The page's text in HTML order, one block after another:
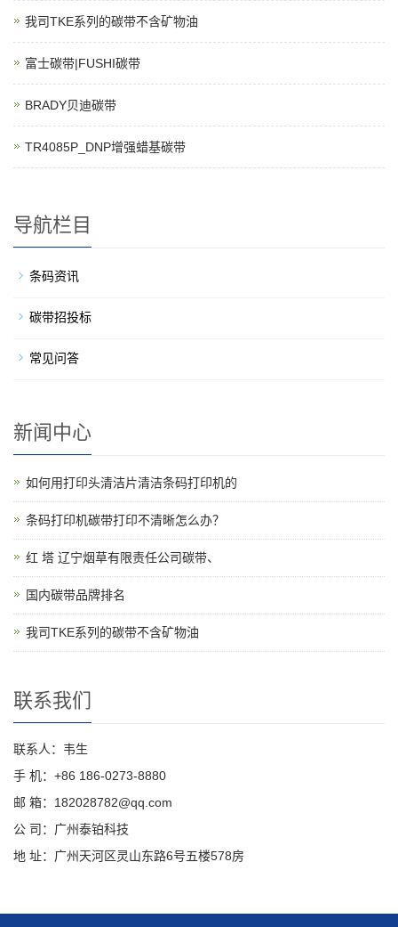
我司TKE系列的碳带不含矿物油
富士碳带|FUSHI碳带
BRADY贝迪碳带
TR4085P_DNP增强蜡基碳带
导航栏目
条码资讯
碳带招投标
常见问答
新闻中心
如何用打印头清洁片清洁条码打印机的
条码打印机碳带打印不清晰怎么办？
红 塔 辽宁烟草有限责任公司碳带、
国内碳带品牌排名
我司TKE系列的碳带不含矿物油
联系我们
联系人：韦生
手 机：+86 186-0273-8880
邮 箱：182028782@qq.com
公 司：广州泰铂科技
地 址：广州天河区灵山东路6号五楼578房